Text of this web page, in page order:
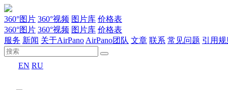
360°图片 360°视频 图片库 价格表
360°图片 360°视频 图片库 价格表
服务 新闻 关于AirPano AirPano团队 文章 联系 常见问题 引用
EN RU